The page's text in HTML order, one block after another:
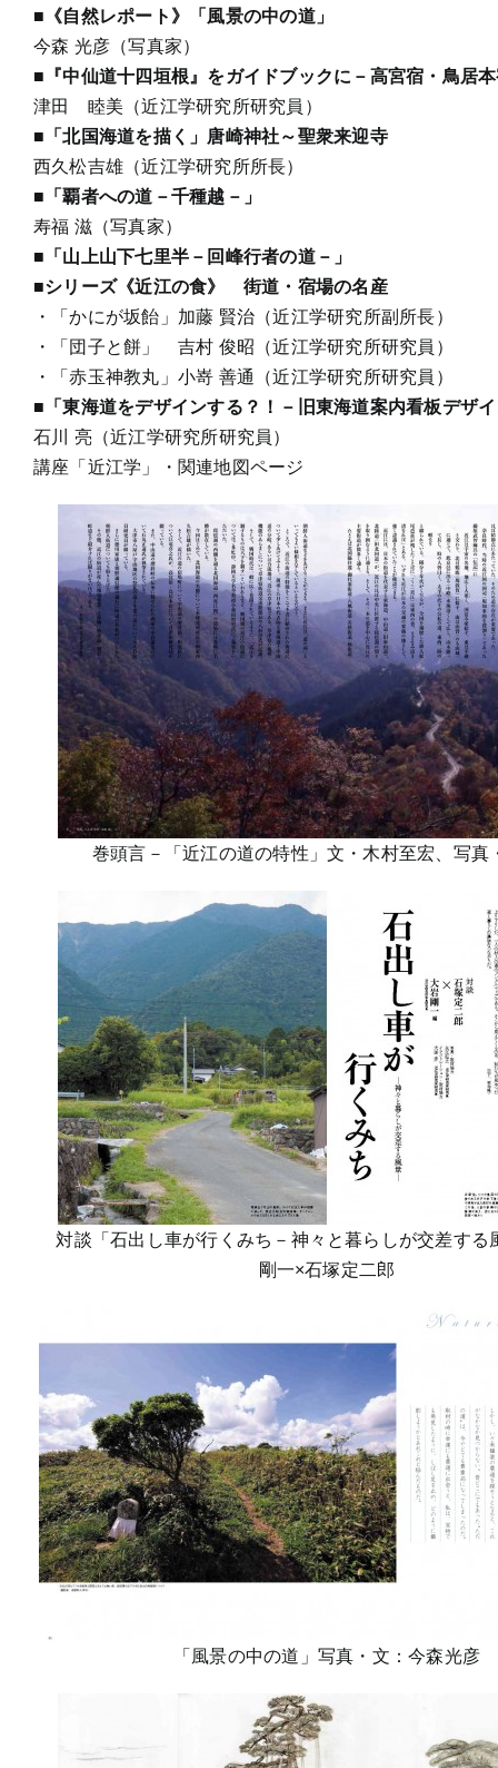
■《自然レポート》「風景の中の道」
今森 光彦（写真家）
■『中仙道十四垣根』をガイドブックに－高宮宿・鳥居
津田 睦美（近江学研究所研究員）
■「北国海道を描く」唐崎神社～聖衆来迎寺
西久松吉雄（近江学研究所所長）
■「覇者への道－千種越－」
寿福 滋（写真家）
■「山上山下七里半－回峰行者の道－」
■シリーズ《近江の食》 街道・宿場の名産
・「かにが坂飴」加藤 賢治（近江学研究所副所長）
・「団子と餅」 吉村 俊昭（近江学研究所研究員）
・「赤玉神教丸」小嵜 善通（近江学研究所研究員）
■「東海道をデザインする？！－旧東海道案内看板デザ
石川 亮（近江学研究所研究員）
講座「近江学」・関連地図ページ
巻頭言－「近江の道の特性」文・木村至宏、写真
対談「石出し車が行くみち－神々と暮らしが交差する
剛一×石塚定二郎
「風景の中の道」写真・文：今森光彦